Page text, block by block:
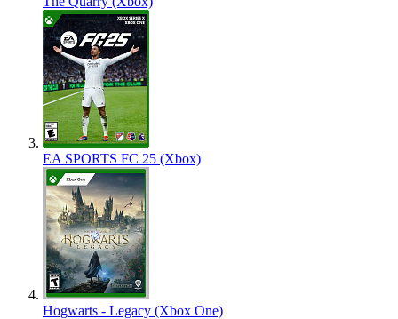
EA SPORTS FC 25 (Xbox)
Hogwarts - Legacy (Xbox One)